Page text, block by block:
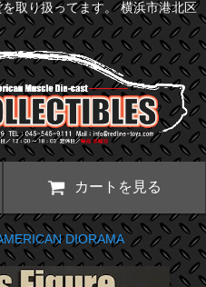
取り扱ってます。 横浜市港北区
カートを見る
DIORAMA